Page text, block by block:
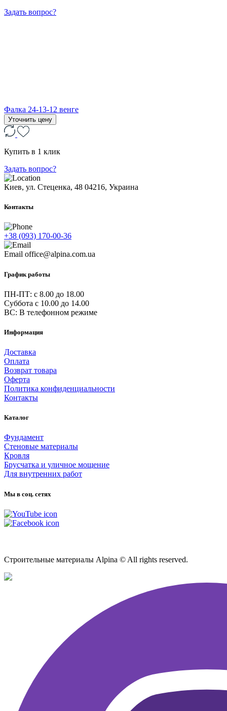
Задать вопрос?
Фалка 24-13-12 венге
Уточнить цену
Купить в 1 клик
Задать вопрос?
Киев, ул. Стеценка, 48 04216, Украина
Контакты
+38 (093) 170-00-36
Email office@alpina.com.ua
График работы
ПН-ПТ: c 8.00 до 18.00
Суббота с 10.00 до 14.00
ВС: В телефонном режиме
Информация
Доставка
Оплата
Возврат товара
Оферта
Политика конфиденциальности
Контакты
Каталог
Фундамент
Стеновые материалы
Кровля
Брусчатка и уличное мощение
Для внутренних работ
Мы в соц. сетях
Строительные материалы Alpina © All rights reserved.